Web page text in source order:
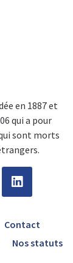
en 1887 et
qui a pour
sont morts
Contact
Nos statuts